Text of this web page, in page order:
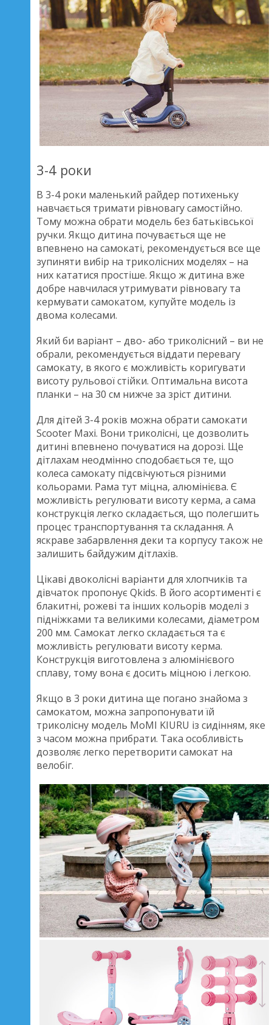
3-4 роки
В 3-4 роки маленький райдер потихеньку
навчається тримати рівновагу самостійно.
Тому можна обрати модель без батьківської
ручки. Якщо дитина почувається ще не
впевнено на самокаті, рекомендується все ще
зупиняти вибір на триколісних моделях – на
них кататися простіше. Якщо ж дитина вже
добре навчилася утримувати рівновагу та
кермувати самокатом, купуйте модель із
двома колесами.
Який би варіант – дво- або триколісний – ви не
обрали, рекомендується віддати перевагу
самокату, в якого є можливість коригувати
висоту рульової стійки. Оптимальна висота
планки – на 30 см нижче за зріст дитини.
Для дітей 3-4 років можна обрати самокати
Scooter Maxi. Вони триколісні, це дозволить
дитині впевнено почуватися на дорозі. Ще
дітлахам неодмінно сподобається те, що
колеса самокату підсвічуються різними
кольорами. Рама тут міцна, алюмінієва. Є
можливість регулювати висоту керма, а сама
конструкція легко складається, що полегшить
процес транспортування та складання. А
яскраве забарвлення деки та корпусу також не
залишить байдужим дітлахів.
Цікаві двоколісні варіанти для хлопчиків та
дівчаток пропонує Qkids. В його асортименті є
блакитні, рожеві та інших кольорів моделі з
підніжками та великими колесами, діаметром
200 мм. Самокат легко складається та є
можливість регулювати висоту керма.
Конструкція виготовлена з алюмінієвого
сплаву, тому вона є досить міцною і легкою.
Якщо в 3 роки дитина ще погано знайома з
самокатом, можна запропонувати їй
триколісну модель MoMI KIURU із сидінням, яке
з часом можна прибрати. Така особливість
дозволяє легко перетворити самокат на
велобіг.